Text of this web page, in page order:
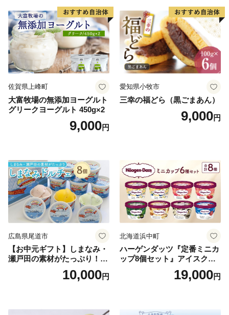
子 菓子 F4N-2298
佐賀県上峰町
大富牧場の無添加ヨーグルト
グリークヨーグルト 450g×2
9,000円
愛知県小牧市
三幸の福どら（黒ごまあん）
9,000円
広島県尾道市
【お中元ギフト】しまなみ・
瀬戸田の素材がたっぷり！ジ
10,000円
北海道浜中町
ハーゲンダッツ『定番ミニカ
ップ8個セット』アイスクリ
ーム アイス スイーツ デザー
19,000円